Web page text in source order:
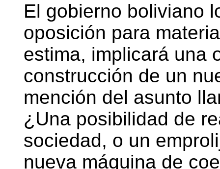
El gobierno boliviano
oposición para
estima, implicará una
construcción de un
mención del asunto
¿Una posibilidad de
sociedad, o un
nueva máquina de